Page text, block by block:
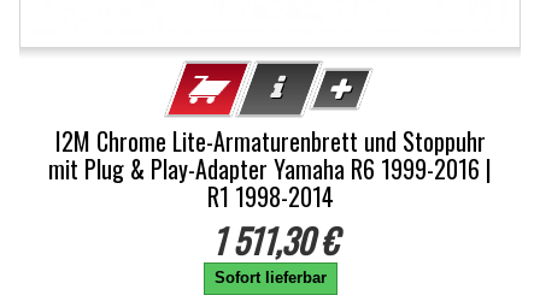
I2M Chrome Lite-Armaturenbrett und Stoppuhr
mit Plug & Play-Adapter Yamaha R6 1999-2016 |
R1 1998-2014
1 511,30 €
Sofort lieferbar